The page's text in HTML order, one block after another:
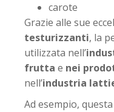
carote
Grazie alle sue
testurizzanti, la
utilizzata nell’
frutta e nei
nell’industria
Ad esempio,